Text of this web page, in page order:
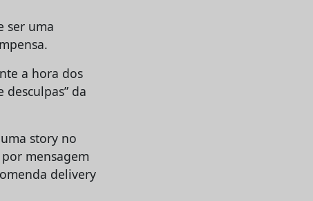
ser uma
a hora dos
da
story no
mensagem
delivery